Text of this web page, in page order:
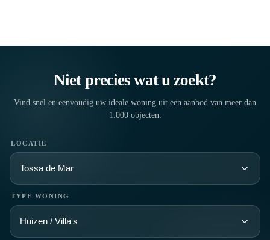
Niet precies wat u zoekt?
Vind snel en eenvoudig uw ideale woning uit een aanbod van meer dan
1.000 objecten.
LOCATIE
TYPE WONING